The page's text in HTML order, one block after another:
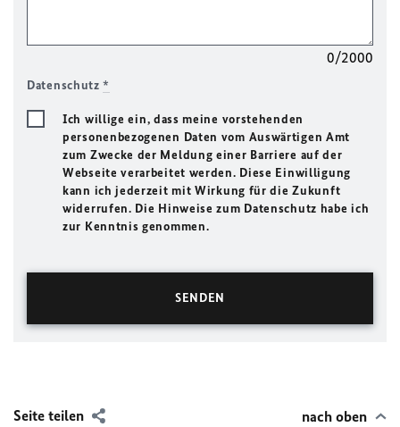
0/2000
Datenschutz*
Ich willige ein, dass meine vorstehenden
personenbezogenen Daten vom Auswärtigen Amt
zum Zwecke der Meldung einer Barriere auf der
Webseite verarbeitet werden. Diese Einwilligung
kann ich jederzeit mit Wirkung für die Zukunft
widerrufen. Die Hinweise zum Datenschutz habe ich
zur Kenntnis genommen.
Seite teilen nach oben